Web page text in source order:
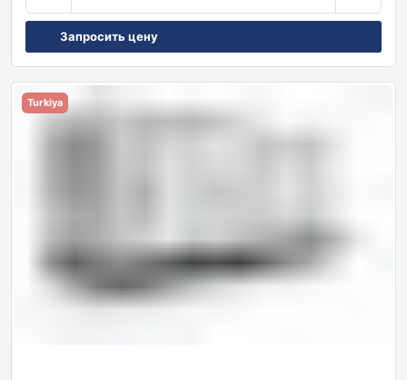
Запросить цену
Turkiya